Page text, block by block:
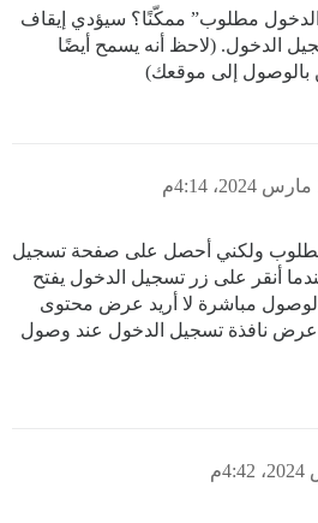
الدخول مطلوب” ممكّنًا؟ سيؤدي إيقاف
الدخول. (لاحظ أنه يسمح أيضًا
بالوصول إلى موقعك)
مطلوب ولكني أحصل على صفحة تسجيل
أنقر على زر تسجيل الدخول يفتح
مباشرة لا أريد عرض محتوى
نافذة تسجيل الدخول عند وصول